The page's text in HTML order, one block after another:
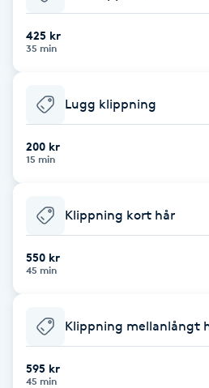
Babylights
Balayage
Barber
Barnklippning
BIAB
Blowout
Bottenfärg
425 kr
35 min
Lugg klippning
200 kr
15 min
Klippning kort hår
550 kr
45 min
Klippning mellanlångt
595 kr
45 min